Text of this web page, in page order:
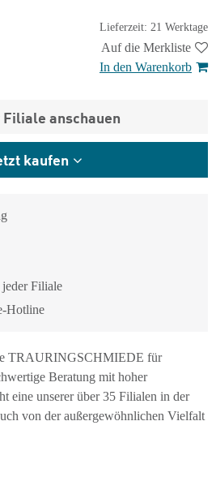
Lieferzeit: 21 Werktage
Auf die Merkliste
In den Warenkorb
anschauen
kaufen
Filiale
Hotline
TRAURINGSCHMIEDE für
Beratung mit hoher
eine unserer über 35 Filialen in der
von der außergewöhnlichen Vielfalt